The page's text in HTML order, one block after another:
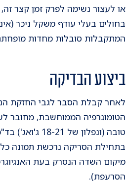
או לעצור נשימה לפרק זמן קצר
המתקבלות סובלות מחדות
ביצוע הבדיקה
לאחר קבלת הסבר לגבי החזקת
הטומוגרפיה הממוחשבת, מחובר
טובה (ונפלון של 18-21 ג'ואג') בד"כ בוריד אנטידקוביטלי (במרפק).
בתחילת הסריקה נרכשת תמונה
הסרעפת).